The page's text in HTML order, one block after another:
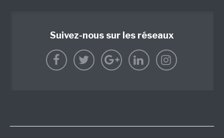
Suivez-nous sur les réseaux